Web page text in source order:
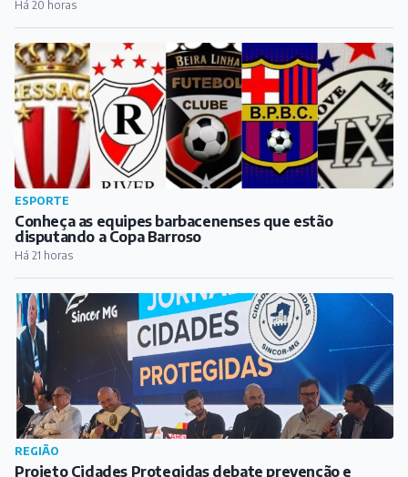
Há 20 horas
ESPORTE
Conheça as equipes barbacenenses que estão
disputando a Copa Barroso
Há 21 horas
REGIÃO
Projeto Cidades Protegidas debate prevenção e